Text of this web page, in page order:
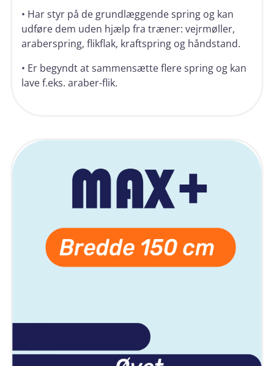
• Har styr på de grundlæggende spring og kan
udføre dem uden hjælp fra træner: vejrmøller,
araberspring, flikflak, kraftspring og håndstand.
• Er begyndt at sammensætte flerespring og kan
lave f.eks. araber-flik.